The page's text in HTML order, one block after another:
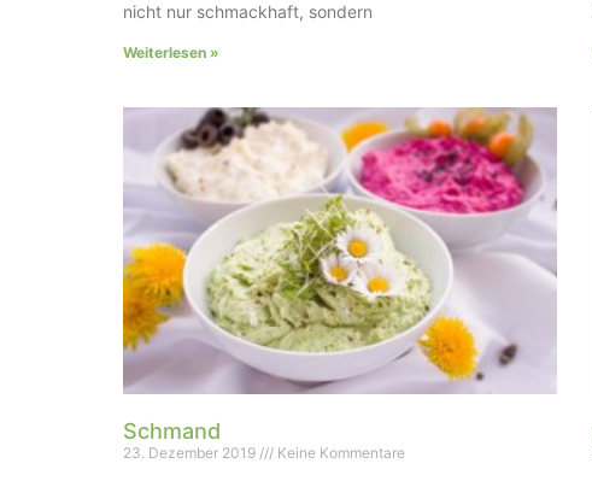
nicht nur schmackhaft, sondern
Weiterlesen »
Schmand
23. Dezember 2019 Keine Kommentare